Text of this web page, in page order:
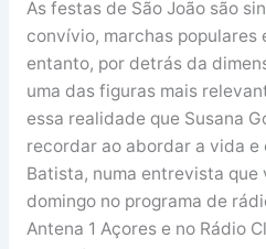
As festas de São João são
convívio, marchas
entanto, por detrás da
uma das figuras mais
essa realidade que Susana
recordar ao abordar a vida e
Batista, numa entrevista que
domingo no programa de
Antena 1 Açores e no Rádio